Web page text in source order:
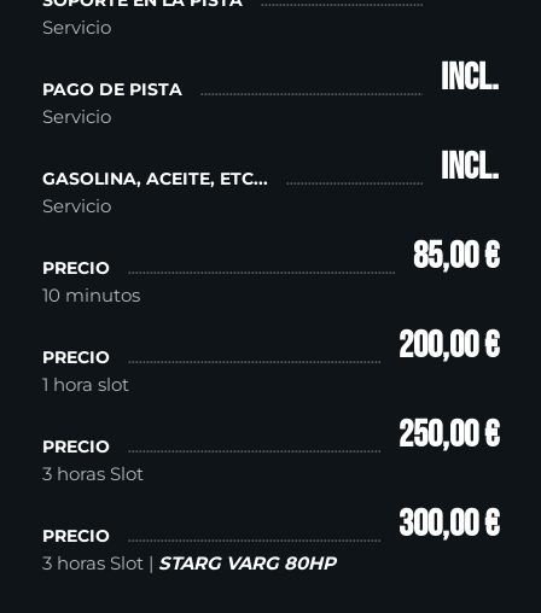
Servicio
PAGO DE PISTA incl.
Servicio
GASOLINA, ACEITE, ETC... incl.
Servicio
PRECIO 85,00 €
10 minutos
PRECIO 200,00 €
1 hora slot
PRECIO 250,00 €
3 horas Slot
PRECIO 300,00 €
3 horas Slot | STARG VARG 80HP